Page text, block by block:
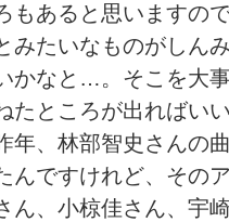
もあると思いますの
みたいなものがしん
かなと…。そこを大
たところが出ればい
年、林部智史さんの
んですけれど、その
ん、小椋佳さん、宇